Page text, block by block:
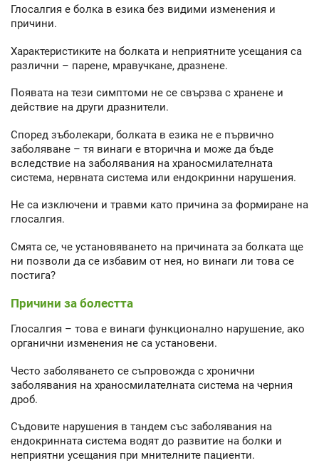
Глосалгия е болка в езика без видими изменения и
причини.
Характеристиките на болката и неприятните усещания са
различни – парене, мравучкане, дразнене.
Появата на тези симптоми не се свързва с хранене и
действие на други дразнители.
Според зъболекари, болката в езика не е първично
заболяване – тя винаги е вторична и може да бъде
вследствие на заболявания на храносмилателната
система, нервната система или ендокринни нарушения.
Не са изключени и травми като причина за формиране на
глосалгия.
Смята се, че установяването на причината за болката ще
ни позволи да се избавим от нея, но винаги ли това се
постига?
Причини за болестта
Глосалгия – това е винаги функционално нарушение, ако
органични изменения не са установени.
Често заболяването се съпровожда с хронични
заболявания на храносмилателната система на черния
дроб.
Съдовите нарушения в тандем със заболявания на
ендокринната система водят до развитие на болки и
неприятни усещания при мнителните пациенти.